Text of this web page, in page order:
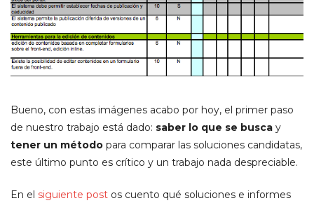
Bueno, con estas imágenes acabo por hoy, el primer paso
de nuestro trabajo está dado: saber lo que se busca y
tener un método para comparar las soluciones candidatas,
este último punto es crítico y un trabajo nada despreciable.
En el siguiente post os cuento qué soluciones e informes